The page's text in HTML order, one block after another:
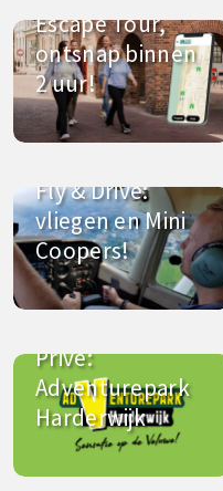
Escape Tour,
ontsnap binnen
2 uur!
Fly & Drive:
vliegen en Mini
Coopers!
Privé:
Adventurepark
Harderwijk